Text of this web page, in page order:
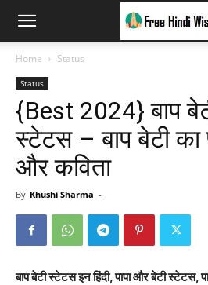
Home Status
Status
{Best 2024} बाप
स्टेटस – बाप बेटी का
और कविता
By Khushi Sharma -
बाप बेटी स्टेटस इन हिंदी, पापा और बेटी स्टेटस,